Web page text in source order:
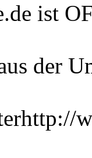
ist
der